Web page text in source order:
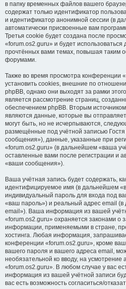
в папку временных файлов вашего
содержат только идентификатор
и идентификатор анонимной сессии (в
автоматически присвоенные вам
Третья cookie будет создана после
«forum.os2.guru» и будет
прочтённых вами темах, повышая таким
форумами.
Также во время просмотра конференции
установить cookies, внешние по
phpBB, однако они выходят за рамки
является рассмотрение страниц,
обеспечением phpBB. Вторым
являются данные, которые вы
могут быть, но не исчерпываются,
размещённые под учётной записью
сообщения»), данные, указанные при
«forum.os2.guru» (в дальнейшем «ваша
оставленные вами после регистрации и
«ваши сообщения»).
Ваша учётная запись будет содержать,
идентифицируемое имя (в дальнейшем
индивидуальный пароль для входа под
«ваш пароль») и реальный адрес email
email»). Ваша информация из вашей
«forum.os2.guru» охраняется законами о
информации, применяемыми в стране,
хостинга. Любая информация,
конференции «forum.os2.guru», кроме
вашего пароля и вашего адреса email,
необязательной ко вводу, на
«forum.os2.guru». В любом случае у вас
информация из вашей учётной записи
вас есть возможность согласиться/